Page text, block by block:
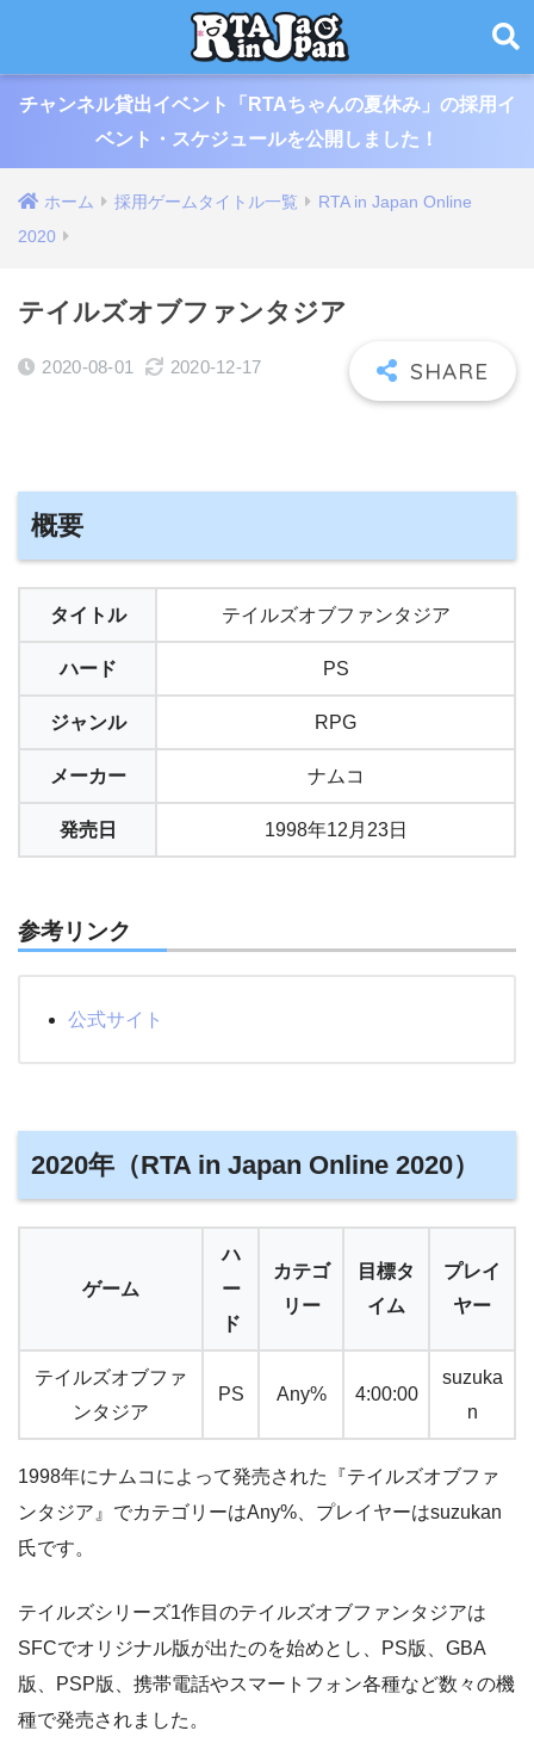
チャンネル貸出イベント「RTAちゃんの夏休み」の採用イ
ベント・スケジュールを公開しました！
ホーム 採用ゲームタイトル一覧
RTA in Japan Online
2020
テイルズオブファンタジア
2020-08-01 2020-12-17
概要
タイトル テイルズオブファンタジア
ハード PS
ジャンル RPG
メーカー ナムコ
発売日 1998年12月23日
参考リンク
公式サイト
2020年（RTA in Japan Online 2020）
ゲーム
ハ
ー
ド
カテゴ
リー
目標タ
イム
プレイ
ヤー
テイルズオブファ
ンタジア
PS Any% 4:00:00
suzuka
n
1998年にナムコによって発売された『テイルズオブファ
ンタジア』でカテゴリーはAny%、プレイヤーはsuzukan
氏です。
テイルズシリーズ1作目のテイルズオブファンタジアは
SFCでオリジナル版が出たのを始めとし、PS版、GBA
版、PSP版、携帯電話やスマートフォン各種など数々の機
種で発売されました。